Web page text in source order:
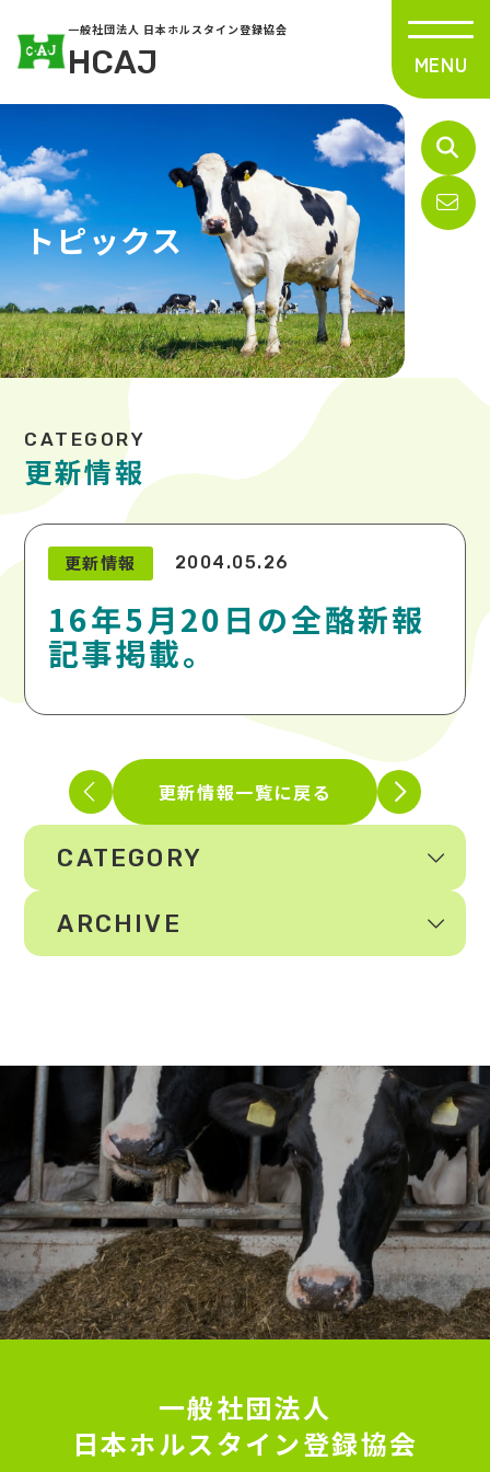
一般社団法人 日本ホルスタイン登録協会
HCAJ
トピックス
更新情報
更新情報 2004.05.26
16年5月20日の全酪新報
記事掲載。
更新情報一覧に戻る
CATEGORY
ARCHIVE
一般社団法人
日本ホルスタイン登録協会